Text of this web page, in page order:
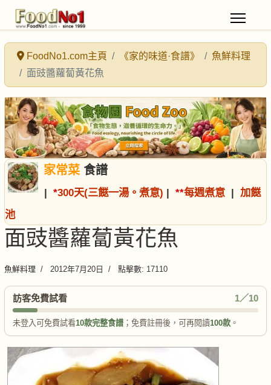
FoodNo1.com主頁 《家的味道·食譜》
魚鮮料理
面豉醬蘿蔔黃花魚
家常菜食譜
| *300天(三餸一湯。煮意) | **每週煮意 | 加餸
池
面豉醬蘿蔔黃花魚
魚鮮料理 2012年7月20日 點擊數: 17110
訪客免費試看 1／10
未登入可免費試看10款完整食譜 ；免費註冊後，可再閱讀100款 。